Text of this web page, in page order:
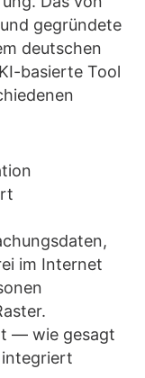
gegründete
deutschen
basierte Tool
im Internet
— wie gesagt